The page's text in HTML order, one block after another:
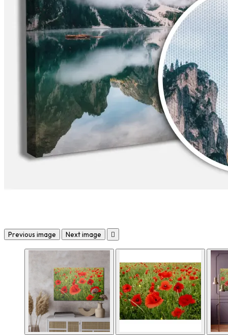
Previous image Next image 